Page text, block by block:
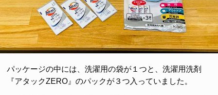
パッケージの中には、洗濯用の袋が１つと、洗濯用洗剤
『アタックZERO』のパックが３つ入っていました。